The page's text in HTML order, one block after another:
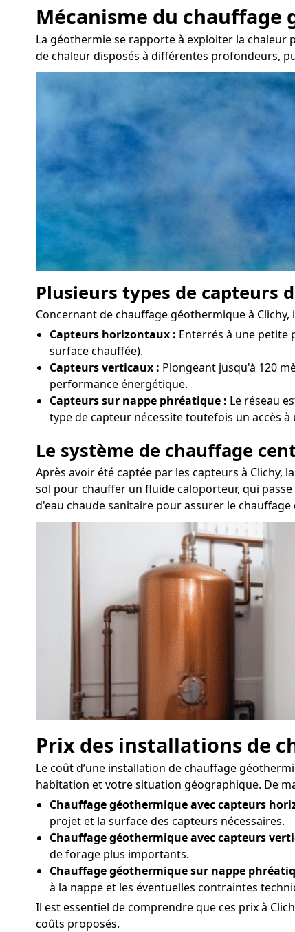
Mécanisme du chauffage
La géothermie se rapporte à exploiter la chaleur
de chaleur disposés à différentes profondeurs,
Plusieurs types de capteurs
Concernant de chauffage géothermique à
Capteurs horizontaux : Enterrés à une petite
surface chauffée).
Capteurs verticaux : Plongeant jusqu'à 120
performance énergétique.
Capteurs sur nappe phréatique : Le réseau
type de capteur nécessite toutefois un accès
Le système de chauffage
Après avoir été captée par les capteurs à Clichy,
sol pour chauffer un fluide caloporteur, qui
d'eau chaude sanitaire pour assurer le chauffage
Prix des installations de
Le coût d’une installation de chauffage
habitation et votre situation géographique. De
Chauffage géothermique avec capteurs
projet et la surface des capteurs nécessaires.
Chauffage géothermique avec capteurs
de forage plus importants.
Chauffage géothermique sur nappe
à la nappe et les éventuelles contraintes
Il est essentiel de comprendre que ces prix à
coûts proposés.